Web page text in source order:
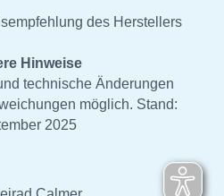
des Herstellers
Hinweise
technische Änderungen
möglich. Stand:
2025